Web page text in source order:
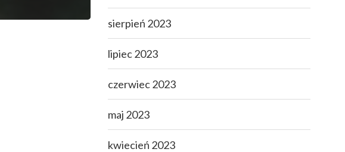
sierpień 2023
lipiec 2023
czerwiec 2023
maj 2023
kwiecień 2023